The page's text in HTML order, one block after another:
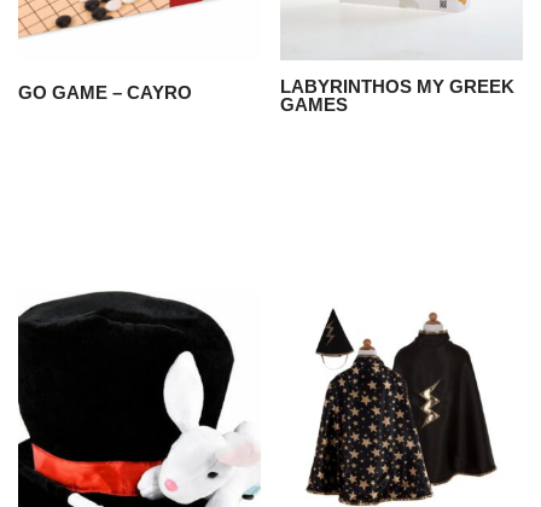
GO GAME – CAYRO
LABYRINTHOS MY GREEK
GAMES